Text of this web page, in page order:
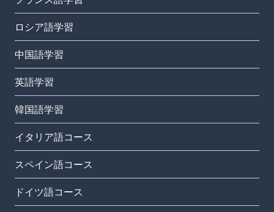
ロシア語学習
中国語学習
英語学習
韓国語学習
イタリア語コース
スペイン語コース
ドイツ語コース